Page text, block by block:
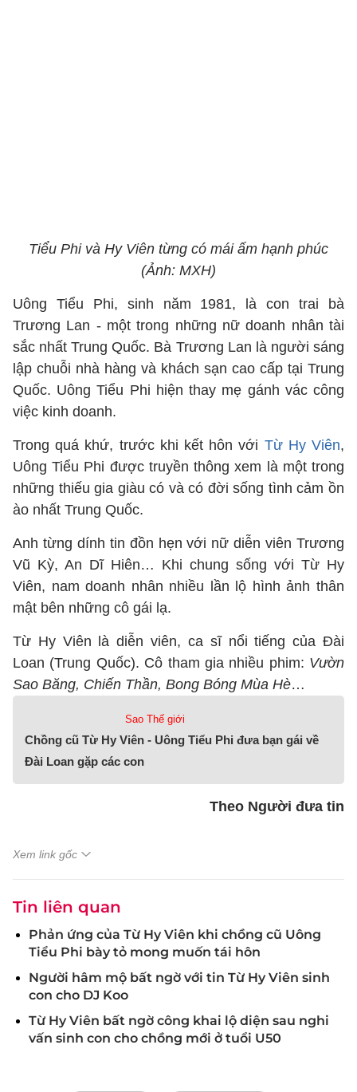
Tiểu Phi và Hy Viên từng có mái ấm hạnh phúc
(Ảnh: MXH)
Uông Tiểu Phi, sinh năm 1981, là con trai bà
Trương Lan - một trong những nữ doanh nhân tài
sắc nhất Trung Quốc. Bà Trương Lan là người sáng
lập chuỗi nhà hàng và khách sạn cao cấp tại Trung
Quốc. Uông Tiểu Phi hiện thay mẹ gánh vác công
việc kinh doanh.
Trong quá khứ, trước khi kết hôn với Từ Hy Viên,
Uông Tiểu Phi được truyền thông xem là một trong
những thiếu gia giàu có và có đời sống tình cảm ồn
ào nhất Trung Quốc.
Anh từng dính tin đồn hẹn với nữ diễn viên Trương
Vũ Kỳ, An Dĩ Hiên… Khi chung sống với Từ Hy
Viên, nam doanh nhân nhiều lần lộ hình ảnh thân
mật bên những cô gái lạ.
Từ Hy Viên là diễn viên, ca sĩ nổi tiếng của Đài
Loan (Trung Quốc). Cô tham gia nhiều phim: Vườn
Sao Băng, Chiến Thần, Bong Bóng Mùa Hè…
Sao Thế giới
Chồng cũ Từ Hy Viên - Uông Tiểu Phi đưa bạn gái về
Đài Loan gặp các con
Theo Người đưa tin
Xem link gốc
Tin liên quan
Phản ứng của Từ Hy Viên khi chồng cũ Uông
Tiểu Phi bày tỏ mong muốn tái hôn
Người hâm mộ bất ngờ với tin Từ Hy Viên sinh
con cho DJ Koo
Từ Hy Viên bất ngờ công khai lộ diện sau nghi
vấn sinh con cho chồng mới ở tuổi U50